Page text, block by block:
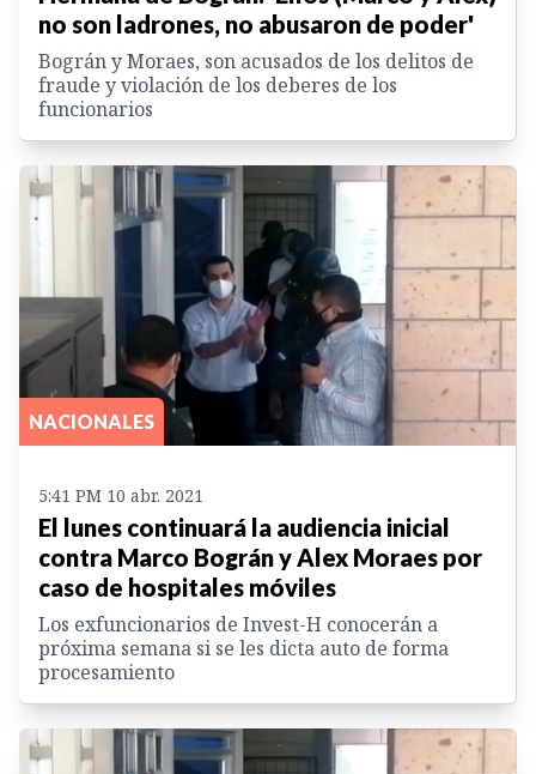
no son ladrones, no abusaron de poder'
Bográn y Moraes, son acusados de los delitos de
fraude y violación de los deberes de los
funcionarios
NACIONALES
5:41 PM 10 abr. 2021
El lunes continuará la audiencia inicial
contra Marco Bográn y Alex Moraes por
caso de hospitales móviles
Los exfuncionarios de Invest-H conocerán a
próxima semana si se les dicta auto de forma
procesamiento